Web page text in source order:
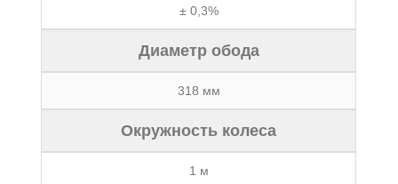
± 0,3%
Диаметр обода
318 мм
Окружность колеса
1 м